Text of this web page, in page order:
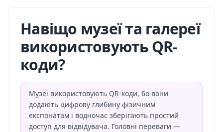
Навіщо музеї та галереї
використовують QR-
коди?
Музеї використовують QR-коди, бо вони
додають цифрову глибину фізичним
експонатам і водночас зберігають простий
доступ для відвідувача. Головні переваги —